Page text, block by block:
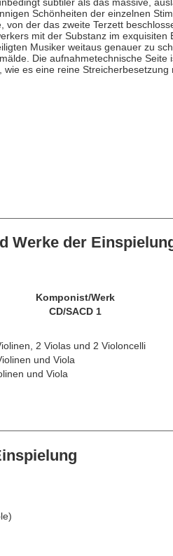
subtiler als das massive,
Schönheiten der einzelnen
von der das zweite Terzett
mit der Substanz im exquisiten
Musiker weitaus genauer zu
Die aufnahmetechnische Seite
es eine reine Streicherbesetzung
Werke der
Komponist/Werk
CD/SACD 1
2 Violas und 2 Violoncelli
und Viola
und Viola